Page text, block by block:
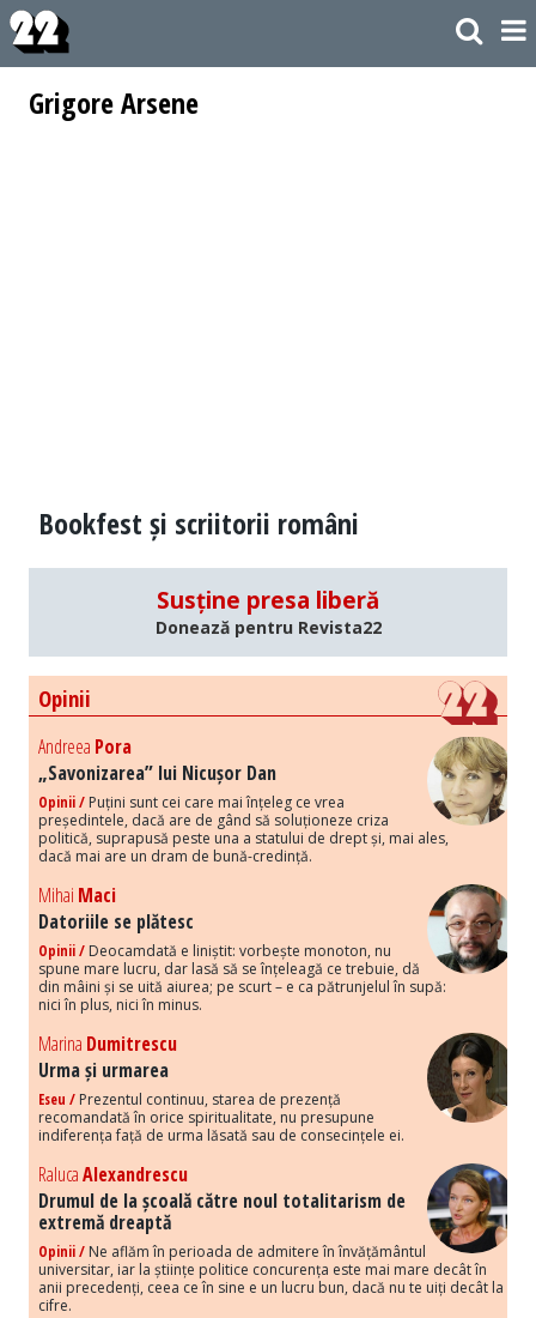
Grigore Arsene
Bookfest și scriitorii români
Susține presa liberă
Donează pentru Revista22
Opinii
Andreea Pora
„Savonizarea” lui Nicușor Dan
Opinii / Puțini sunt cei care mai înțeleg ce vrea
președintele, dacă are de gând să soluționeze criza
politică, suprapusă peste una a statului de drept și, mai ales,
dacă mai are un dram de bună-credință.
Mihai Maci
Datoriile se plătesc
Opinii / Deocamdată e liniștit: vorbește monoton, nu
spune mare lucru, dar lasă să se înțeleagă ce trebuie, dă
din mâini și se uită aiurea; pe scurt – e ca pătrunjelul în supă:
nici în plus, nici în minus.
Marina Dumitrescu
Urma și urmarea
Eseu / Prezentul continuu, starea de prezență
recomandată în orice spiritualitate, nu presupune
indiferența față de urma lăsată sau de consecințele ei.
RalucaAlexandrescu
Drumul de la școală către noul totalitarism de
extremă dreaptă
Opinii / Ne aflăm în perioada de admitere în învățământul
universitar, iar la științe politice concurența este mai mare decât în
anii precedenți, ceea ce în sine e un lucru bun, dacă nu te uiți decât la
cifre.